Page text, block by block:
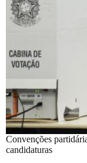
Convenções
candidaturas